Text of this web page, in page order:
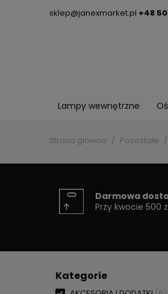
sklep@janexmarket.pl +48
Lampy wewnętrzne
Strona główna Pozostałe
Darmowa
Przy kwocie 500
Kategorie